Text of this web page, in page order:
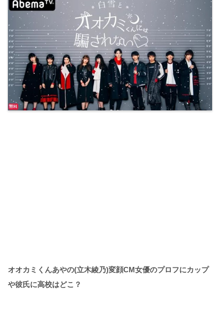
オオカミくんあやの(立木綾乃)変顔CM女優のプロフにカップ
や彼氏に高校はどこ？